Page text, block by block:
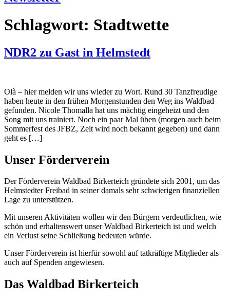
Schlagwort: Stadtwette
NDR2 zu Gast in Helmstedt
Olà – hier melden wir uns wieder zu Wort. Rund 30 Tanzfreudige
haben heute in den frühen Morgenstunden den Weg ins Waldbad
gefunden. Nicole Thomalla hat uns mächtig eingeheizt und den
Song mit uns trainiert. Noch ein paar Mal üben (morgen auch beim
Sommerfest des JFBZ, Zeit wird noch bekannt gegeben) und dann
geht es […]
Unser Förderverein
Der Förderverein Waldbad Birkerteich gründete sich 2001, um das
Helmstedter Freibad in seiner damals sehr schwierigen finanziellen
Lage zu unterstützen.
Mit unseren Aktivitäten wollen wir den Bürgern verdeutlichen, wie
schön und erhaltenswert unser Waldbad Birkerteich ist und welch
ein Verlust seine Schließung bedeuten würde.
Unser Förderverein ist hierfür sowohl auf tatkräftige Mitglieder als
auch auf Spenden angewiesen.
Das Waldbad Birkerteich